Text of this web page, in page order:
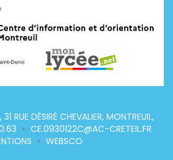
RUE DÉSIRÉ CHEVALIER, MONTREUIL,
• CE.0930122C@AC-CRETEIL.FR
• WEBSCO